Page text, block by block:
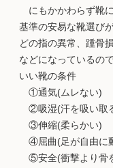
にもかかわらず靴
基準の安易な靴選び
どの指の異常、踵骨
などになっているので
いい靴の条件
①通気(ムレない)
②吸湿(汗を吸い取
③伸縮(柔らかい)
④屈曲(足が自由に
⑤安全(衝撃より骨